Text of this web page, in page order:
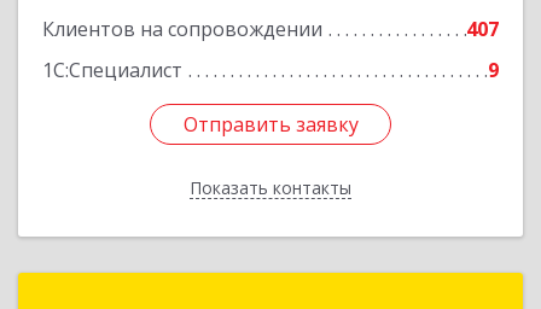
Клиентов на сопровождении
407
1С:Специалист
9
Отправить заявку
Показать контакты
Отправить заявку
Назад